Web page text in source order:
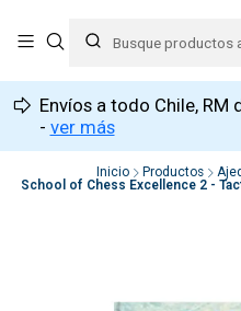
Envíos a todo Chile, RM
- ver más
Inicio Productos
School of Chess Excellence 2 -